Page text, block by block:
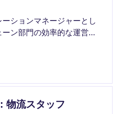
ションマネージャーとし
ン部門の効率的な運営を
す。
物流スタッフ